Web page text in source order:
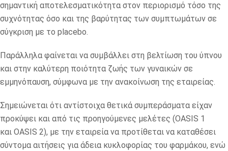
σημαντική αποτελεσματικότητα στον περιορισμό τόσο της
συχνότητας όσο και της βαρύτητας των συμπτωμάτων σε
σύγκριση με το placebo.
Παράλληλα φαίνεται να συμβάλλει στη βελτίωση του ύπνου
και στην καλύτερη ποιότητα ζωής των γυναικών σε
εμμηνόπαυση, σύμφωνα με την ανακοίνωση της εταιρείας.
Σημειώνεται ότι αντίστοιχα θετικά συμπεράσματα είχαν
προκύψει και από τις προηγούμενες μελέτες (OASIS 1
και OASIS 2), με την εταιρεία να προτίθεται να καταθέσει
σύντομα αιτήσεις για άδεια κυκλοφορίας του φαρμάκου, ενώ